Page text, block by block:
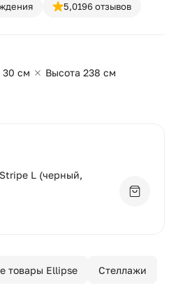
5,0196 отзывов
30 см
Высота 238 см
L (черный,
товары Ellipse Стеллажи